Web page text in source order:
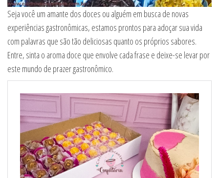
Seja você um amante dos doces ou alguém em busca de novas
experiências gastronômicas, estamos prontos para adoçar sua vida
com palavras que são tão deliciosas quanto os próprios sabores.
Entre, sinta o aroma doce que envolve cada frase e deixe-se levar por
este mundo de prazer gastronômico.